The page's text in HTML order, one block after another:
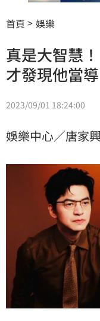
首頁 娛樂
真是大智慧
才發現他當
2023/09/01 18:24:00
娛樂中心／唐家